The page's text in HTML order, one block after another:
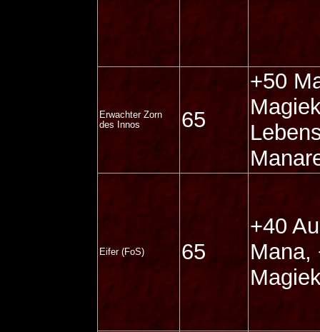
Erwachter Zorn
des Innos
65
+50
Eifer (FoS) 65
+40
Mana,